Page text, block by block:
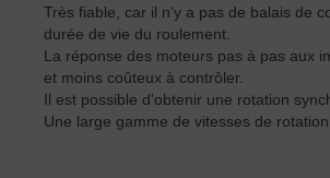
Très fiable, car il n'y a pas de balais de
durée de vie du roulement.
La réponse des moteurs pas à pas aux
et moins coûteux à contrôler.
Il est possible d'obtenir une rotation
Une large gamme de vitesses de